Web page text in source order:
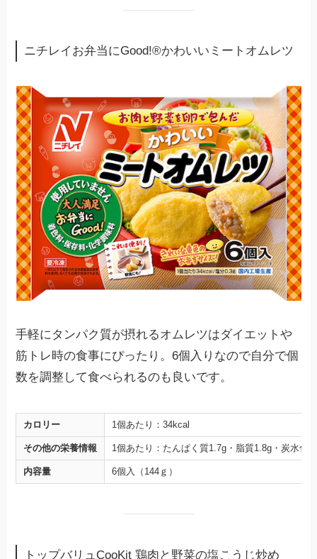
ニチレイお弁当にGood!®かわいいミートオムレツ
手軽にタンパク質が摂れるオムレツはダイエットや
筋トレ時の食事にぴったり。6個入りなので自分で個
数を調整して食べられるのも良いです。
カロリー 1個あたり：34kcal
その他の栄養情報 1個あたり：たんぱく質1.7g・脂質1.8g・炭水化
内容量 6個入（144ｇ）
トップバリュCooKit 鶏肉と野菜の塩こうじ炒め